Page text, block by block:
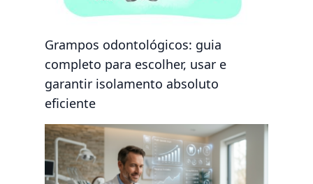
Grampos odontológicos: guia
completo para escolher, usar e
garantir isolamento absoluto
eficiente